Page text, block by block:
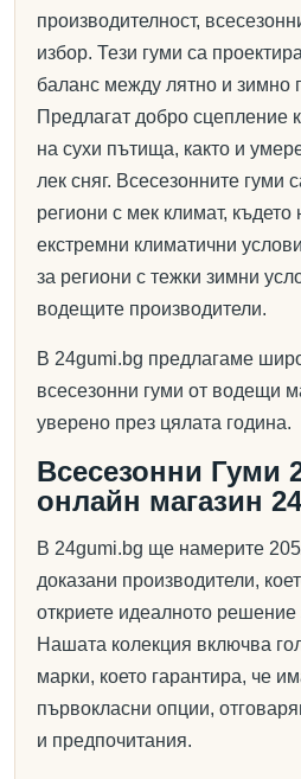
производителност,
избор. Тези гуми са
баланс между лятно и зимно
Предлагат добро сцепление
на сухи пътища, както и
лек сняг. Всесезонните гуми
региони с мек климат, където
екстремни климатични
за региони с тежки зимни
водещите производители.
В 24gumi.bg предлагаме
всесезонни гуми от водещи
уверено през цялата година.
Всесезонни Гуми
онлайн магазин
В 24gumi.bg ще намерите
доказани производители,
откриете идеалното
Нашата колекция включва
марки, което гарантира, че
първокласни опции,
и предпочитания.